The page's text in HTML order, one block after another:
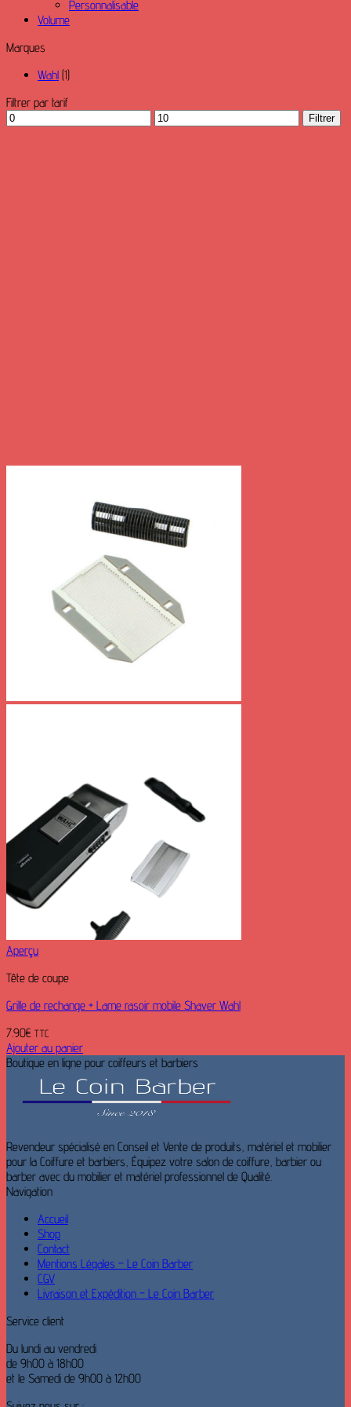
Personnalisable
Volume
Marques
Wahl (1)
Filtrer par tarif
Prix
min
Prix
max
Filtrer
Aperçu
Tête de coupe
Grille de rechange + Lame rasoir mobile Shaver Wahl
7.90€ TTC
Ajouter au panier
Boutique en ligne pour coiffeurs et barbiers
Revendeur spécialisé en Conseil et Vente de produits, matériel et mobilier
pour la Coiffure et barbiers, Équipez votre salon de coiffure, barbier ou
barber avec du mobilier et matériel professionnel de Qualité.
Navigation
Accueil
Shop
Contact
Mentions Légales – Le Coin Barber
CGV
Livraison et Expédition – Le Coin Barber
Service client
Du lundi au vendredi
de 9h00 à 18h00
et le Samedi de 9h00 à 12h00